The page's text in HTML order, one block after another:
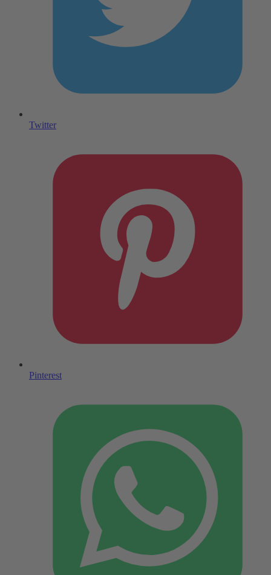
Twitter
Pinterest